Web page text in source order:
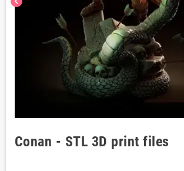
Conan - STL 3D print files